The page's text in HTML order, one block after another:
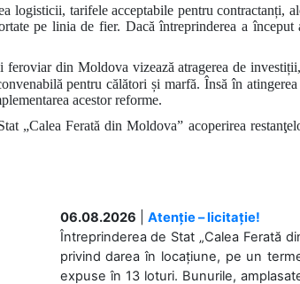
logisticii, tarifele acceptabile pentru contractanți,
pe linia de fier. Dacă întreprinderea a
feroviar din Moldova vizează atragerea de
pentru călători și marfă.Însă în
acestor reforme.
„Calea Ferată din Moldova” acoperirea
06.08.2026
Atenție – licitație!
Întreprinderea de Stat „Calea Ferată
privind darea în locațiune, pe un
expuse în 13 loturi. Bunurile,